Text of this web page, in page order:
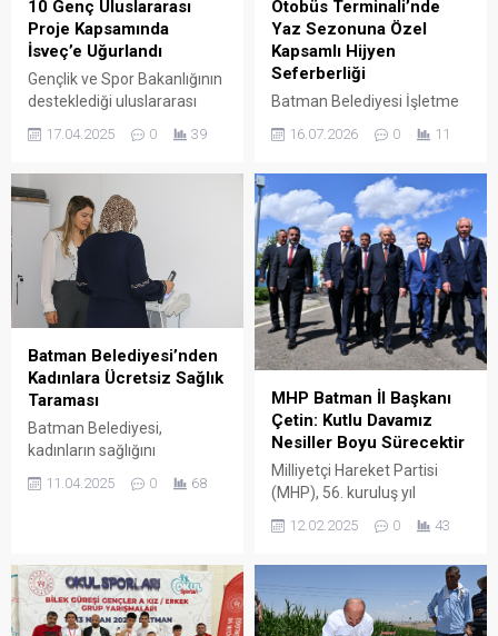
10 Genç Uluslararası
Proje Kapsamında
İsveç’e Uğurlandı
Gençlik ve Spor Bakanlığının
desteklediği uluslararası
kapsamında Batman
İbrahim Rüzgâr
koordinesinde 10 genç,
Batman’dan İsveç ‘e
uğurlandı.
17.04.2025 0 39
Otobüs Terminali’nde
Yaz Sezonuna Özel
Kapsamlı Hijyen
Seferberliği
Batman Belediyesi İşletme
mevsimiyle birlikte artan
bulundurarak Batman
Şehirlerarası Otobüs
Terminali’nde (BAŞTİ)
kapsamlı bir genel temizlik,
hijyen ve dezenfeksiyon
çalışması başlattı.
16.07.2026 0 11
Batman Belediyesi’nden
Kadınlara Ücretsiz Sağlık
Taraması
Batman Belediyesi,
kadınların sağlığını
projeyi hayata geçirdi.
11.04.2025 0 68
MHP Batman İl Başkanı
Çetin: Kutlu Davamız
Nesiller Boyu Sürecektir
Milliyetçi Hareket Partisi
(MHP), 56. kuruluş yıl
içinde kutluyor. MHP
partisinin köklü tarihine ve
Türkiye’nin birliği
12.02.2025 0 43